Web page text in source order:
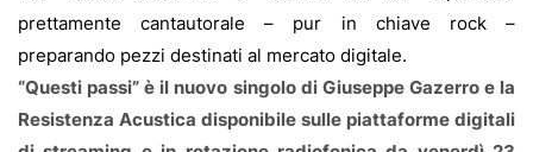
prettamente cantautorale – pur in chiave rock –
preparando pezzi destinati al mercato digitale.
“Questi passi” è il nuovo singolo di Giuseppe Gazerro e la
Resistenza Acustica disponibile sulle piattaforme digitali